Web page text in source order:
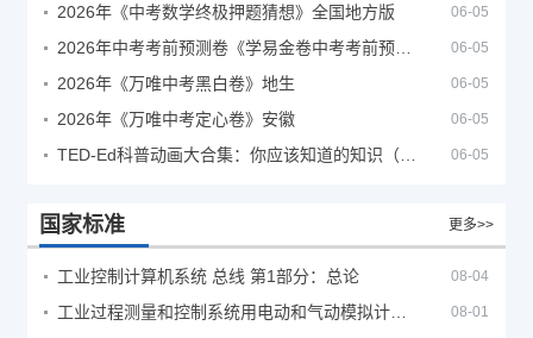
2026年《中考数学终极押题猜想》全国地方版 06-05
06-05
2026年《万唯中考黑白卷》地生 06-05
2026年《万唯中考定心卷》安徽 06-05
06-05
国家标准 更多>>
工业控制计算机系统 总线 第1部分：总论 08-04
08-01